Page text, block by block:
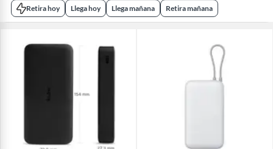
Retira hoy Llega hoy Llega mañana Retira mañana